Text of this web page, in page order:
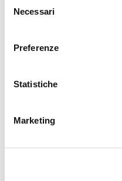
delNecessari
Preferenze
Statistiche
Marketing
compatibili con
artificiale non siano
modelli idraulici
conferma quindi il ruolo
della modellistica
per la ricerca (Azione B)
forecasting (AIDA)”, di